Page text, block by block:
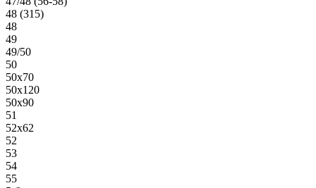
48 (315)
48
49
49/50
50
50х70
50х120
50х90
51
52х62
52
53
54
55